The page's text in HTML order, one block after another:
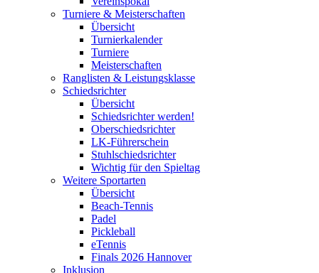
Turniere & Meisterschaften
Übersicht
Turnierkalender
Turniere
Meisterschaften
Ranglisten & Leistungsklasse
Schiedsrichter
Übersicht
Schiedsrichter werden!
Oberschiedsrichter
LK-Führerschein
Stuhlschiedsrichter
Wichtig für den Spieltag
Weitere Sportarten
Übersicht
Beach-Tennis
Padel
Pickleball
eTennis
Finals 2026 Hannover
Inklusion